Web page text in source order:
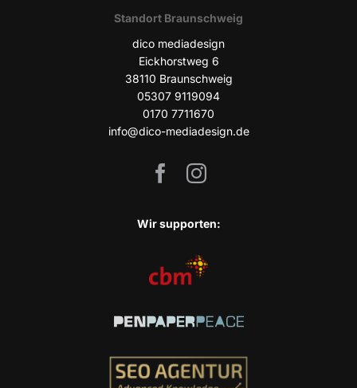
Stand­ort Braunschweig
dico media­de­sign
Eick­horst­weg 6
38110 Braun­schweig
05307 9119094
0170 7711670
info@dico-mediadesign.de
Wir sup­port­en: